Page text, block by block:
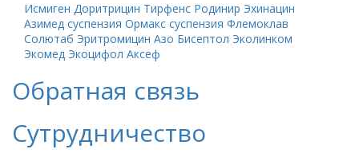
Исмиген Доритрицин Тирфенс Родинир Эхинацин
Азимед суспензия Ормакс суспензия Флемоклав
Солютаб Эритромицин Азо Бисептол Эколинком
Экомед Экоцифол Аксеф
Обратная связь
Сутрудничество